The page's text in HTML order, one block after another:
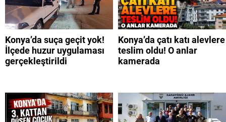
Konya’da suça geçit yok!
İlçede huzur uygulaması
gerçekleştirildi
Konya’da çatı katı alevlere
teslim oldu! O anlar
kamerada